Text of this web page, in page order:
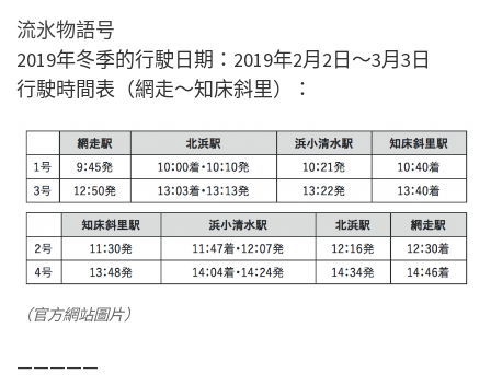
流氷物語号
2019年冬季的行駛日期： 2019年2月2日～3月3日
行駛時間表（網走〜知床斜里）：
（官方網站圖片）
—————